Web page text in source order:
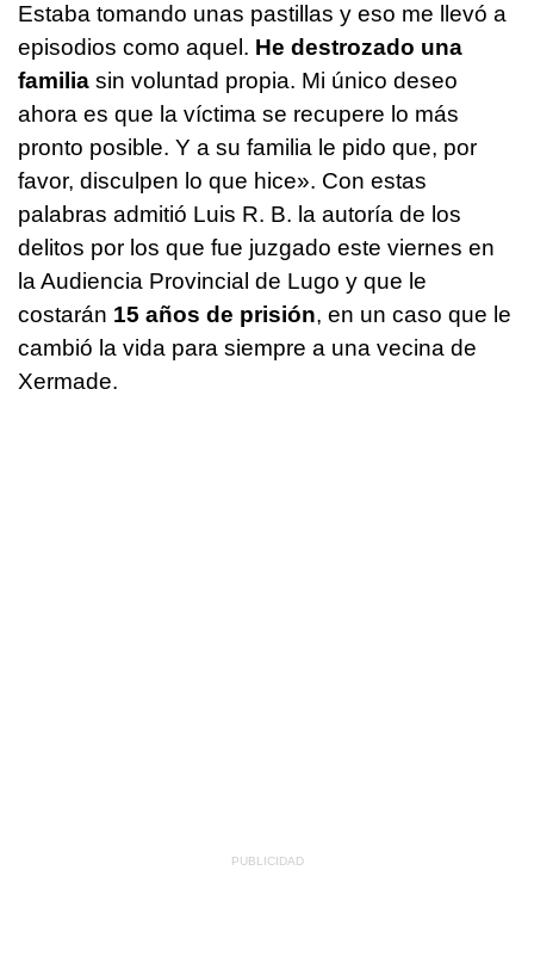
Estaba tomando unas pastillas y eso me llevó a
episodios como aquel. He destrozado una
familia sin voluntad propia. Mi único deseo
ahora es que la víctima se recupere lo más
pronto posible. Y a su familia le pido que, por
favor, disculpen lo que hice». Con estas
palabras admitió Luis R. B. la autoría de los
delitos por los que fue juzgado este viernes en
la Audiencia Provincial de Lugo y que le
costarán 15 años de prisión, en un caso que le
cambió la vida para siempre a una vecina de
Xermade.